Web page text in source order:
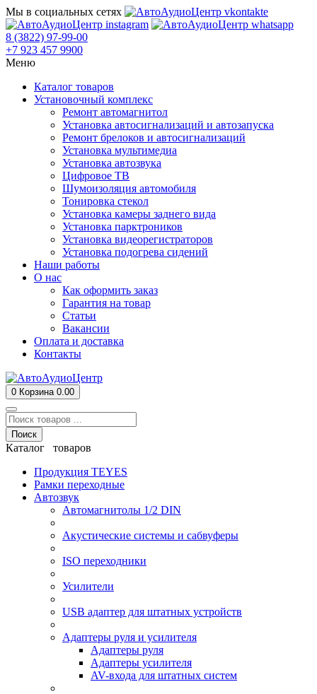
Мы в социальных сетях
8 (3822) 97-99-00
+7 923 457 9900
Меню
Каталог товаров
Установочный комплекс
Ремонт автомагнитол
Установка автосигнализаций и автозапуска
Ремонт брелоков и автосигнализаций
Установка мультимедиа
Установка автозвука
Цифровое ТВ
Шумоизоляция автомобиля
Тонировка стекол
Установка камеры заднего вида
Установка парктроников
Установка видеорегистраторов
Установка подогрева сидений
Наши работы
О нас
Как оформить заказ
Гарантия на товар
Статьи
Вакансии
Оплата и доставка
Контакты
0 Корзина 0.00
Поиск
Каталог товаров
Продукция TEYES
Рамки переходные
Автозвук
Автомагнитолы 1/2 DIN
Акустические системы и сабвуферы
ISO переходники
Усилители
USB адаптер для штатных устройств
Адаптеры руля и усилителя
Адаптеры руля
Адаптеры усилителя
AV-входа для штатных систем